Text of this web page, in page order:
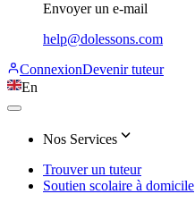
Envoyer un e-mail
help@dolessons.com
ConnexionDevenir tuteur
En
Nos Services
Trouver un tuteur
Soutien scolaire à domicile